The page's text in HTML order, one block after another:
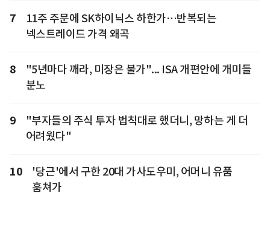
7
11주 주문에 SK하이닉스 하한가…반복되는
넥스트레이드 가격 왜곡
8
"5년마다 깨라, 미장은 불가"... ISA 개편안에 개미들
분노
9
"부자들의 주식 투자 법칙대로 했더니, 망하는 게 더
어려웠다"
10
'당근'에서 구한 20대 가사도우미, 어머니 유품
훔쳐가